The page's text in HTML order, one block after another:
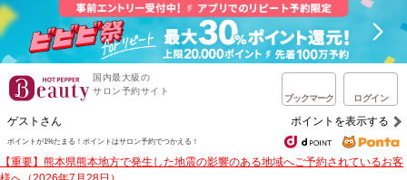
国内最大級の
サロン予約サイト
ブックマーク ログイン
ゲストさん ポイントを表示する
ポイントが1%たまる！ ポイントはサロン予約でつかえる！
【重要】熊本県熊本地方で発生した地震の影響のある地域へご予約されているお客